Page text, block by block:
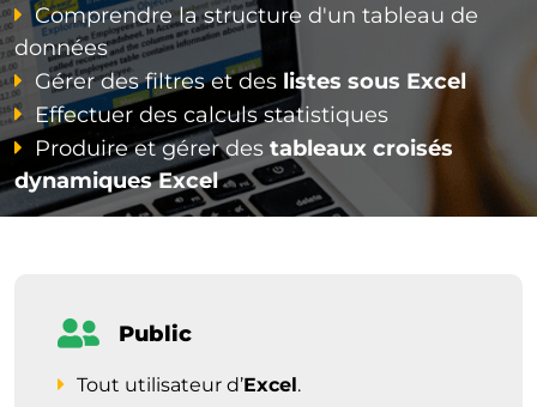
Comprendre la structure d'un tableau de
données
Gérer des filtres et des listes sous Excel
Effectuer des calculs statistiques
Produire et gérer des tableaux croisés
dynamiques Excel
Public
Tout utilisateur d’Excel.